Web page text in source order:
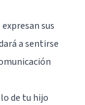
sus
a sentirse
de tu hijo